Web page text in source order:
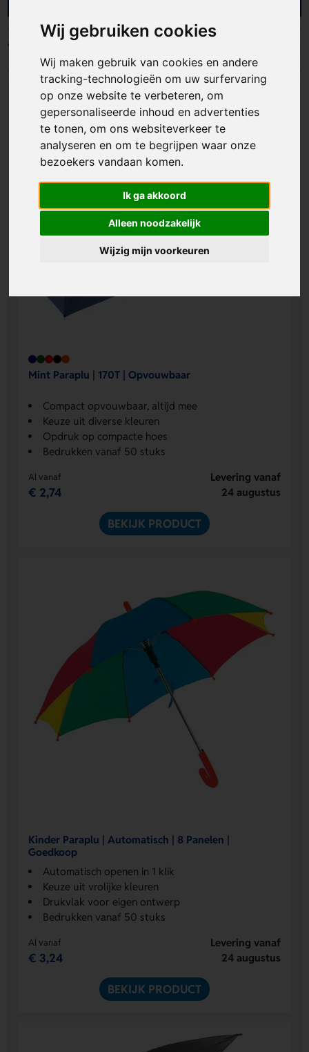
Wij gebruiken cookies
Wij maken gebruik van cookies en andere
tracking-technologieën om uw surfervaring
op onze website te verbeteren, om
gepersonaliseerde inhoud en advertenties
te tonen, om ons websiteverkeer te
analyseren en om te begrijpen waar onze
bezoekers vandaan komen.
Ik ga akkoord
Alleen noodzakelijk
Wijzig mijn voorkeuren
comfort en merkbekendheid slim combineren.
onderdeel van een actiepakket. Zo geef je iets
weg dat mensen echt gebruiken en jouw logo
steeds opnieuw laten zien.
Mint Paraplu | 170T | Opvouwbaar
Compact opvouwbaar, altijd mee
Keuze uit diverse kleuren
Opdruk op compacte hoes
Bedrukken vanaf 50 stuks
Al vanaf
€ 2,74
Levering vanaf
24 augustus
BEKIJK PRODUCT
Kinder Paraplu | Automatisch | 8 Panelen |
Goedkoop
Automatisch openen in 1 klik
Keuze uit vrolijke kleuren
Drukvlak voor eigen ontwerp
Bedrukken vanaf 50 stuks
Al vanaf
€ 3,24
Levering vanaf
24 augustus
BEKIJK PRODUCT